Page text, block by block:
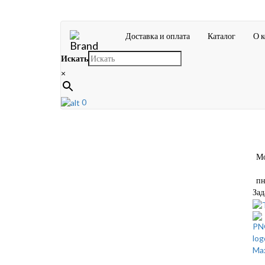
Доставка и оплата Каталог О
Искать
×
0